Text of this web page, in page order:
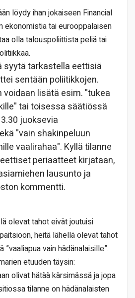
löydy ihan jokaiseen Financial
ekonomistia tai eurooppalaisen
olla talouspoliittista peliä tai
syytä tarkastella eettisiä
sentään poliitikkojen.
voidaan lisätä esim. "tukea
tai toisessa säätiössä
juoksevia
"vain shakinpeluun
vaalirahaa". Kyllä tilanne
periaatteet kirjataan,
lausunto ja
kommentti.
olevat tahot eivät joutuisi
heitä lähellä olevat tahot
vain hädänalaisille”.
etuuden täysin:
olivat hätää kärsimässä ja jopa
tilanne on hädänalaisten